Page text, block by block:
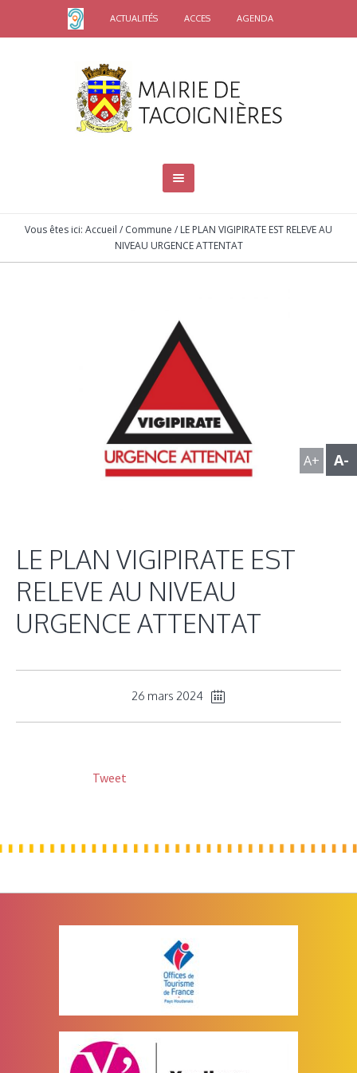
ACTUALITÉS ACCES AGENDA
A+ A-
Vous êtes ici: Accueil / Commune / LE PLAN VIGIPIRATE EST RELEVE AU
NIVEAU URGENCE ATTENTAT
LE PLAN VIGIPIRATE EST
RELEVE AU NIVEAU
URGENCE ATTENTAT
26 mars 2024
Tweet